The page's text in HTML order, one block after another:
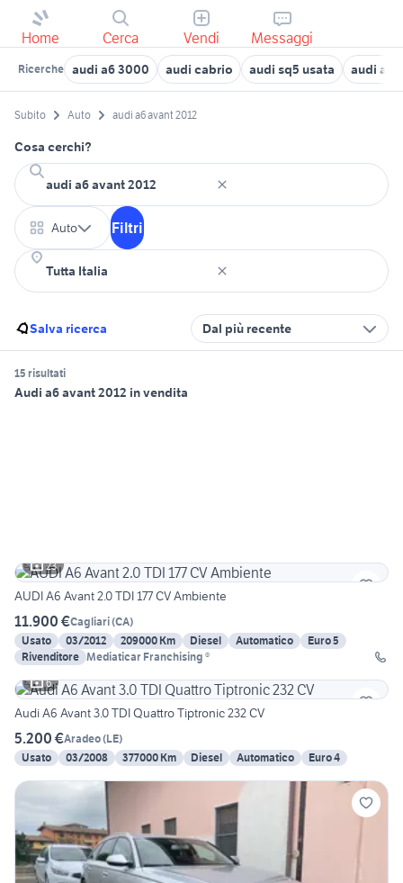
Home Cerca Vendi Messaggi
Ricerche audi a6 3000 audi cabrio audi sq5 usata audi a6
Subito Auto audi a6 avant 2012
Cosa cerchi?
Auto Filtri
Salva ricerca Dal più recente
15 risultati
Audi a6 avant 2012 in vendita
23
AUDI A6 Avant 2.0 TDI 177 CV Ambiente
11.900 €Cagliari(CA)
Usato
03/2012 209000 Km Diesel Automatico
Euro 5
Rivenditore Mediaticar Franchising ®
6
Audi A6 Avant 3.0 TDI Quattro Tiptronic 232 CV
5.200 €Aradeo(LE)
Usato
03/2008 377000 Km Diesel Automatico Euro 4